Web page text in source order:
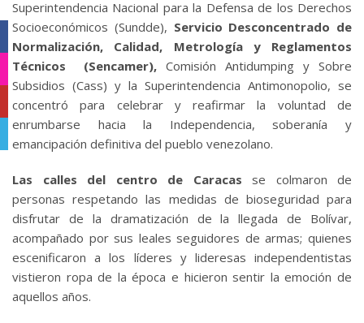
Superintendencia Nacional para la Defensa de los Derechos
Socioeconómicos (Sundde), Servicio Desconcentrado de
Normalización, Calidad, Metrología y Reglamentos
Técnicos (Sencamer), Comisión Antidumping y Sobre
Subsidios (Cass) y la Superintendencia Antimonopolio, se
concentró para celebrar y reafirmar la voluntad de
enrumbarse hacia la Independencia, soberanía y
emancipación definitiva del pueblo venezolano.
Las calles del centro de Caracas se colmaron de
personas respetando las medidas de bioseguridad para
disfrutar de la dramatización de la llegada de Bolívar,
acompañado por sus leales seguidores de armas; quienes
escenificaron a los líderes y lideresas independentistas
vistieron ropa de la época e hicieron sentir la emoción de
aquellos años.
Facebook
Instagram
YouTube
Telegram